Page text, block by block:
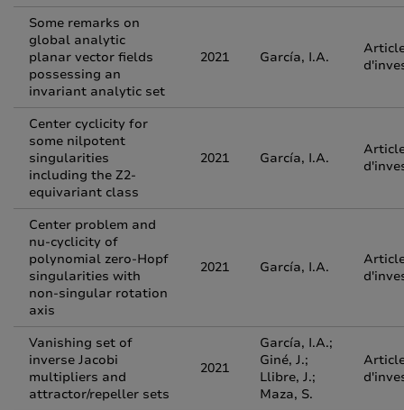
Some remarks on
global analytic
planar vector fields
possessing an
invariant analytic set
2021 García, I.A.
Center cyclicity for
some nilpotent
singularities
including the Z2-
equivariant class
2021 García, I.A.
Center problem and
nu-cyclicity of
polynomial zero-Hopf
singularities with
non-singular rotation
axis
2021 García, I.A.
Vanishing set of
inverse Jacobi
multipliers and
attractor/repeller sets
2021
García, I.A.;
Giné, J.;
Llibre, J.;
Maza, S.